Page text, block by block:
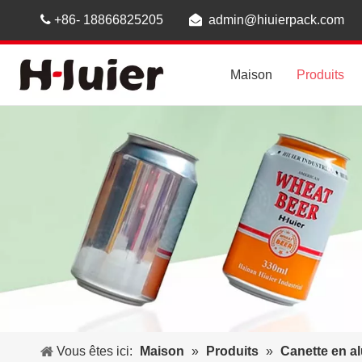
 +86- 18866825205  admin@hiuierpack.com
Maison Produits
Vous êtes ici: Maison » Produits » Canette en